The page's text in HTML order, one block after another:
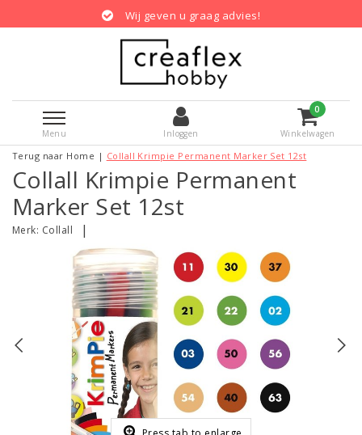
Wij geven u graag advies!
Menu Inloggen
0
Winkelwagen
Terug naar Home | Collall Krimpie Permanent Marker Set 12st
Collall Krimpie Permanent
Marker Set 12st
Merk: Collall |